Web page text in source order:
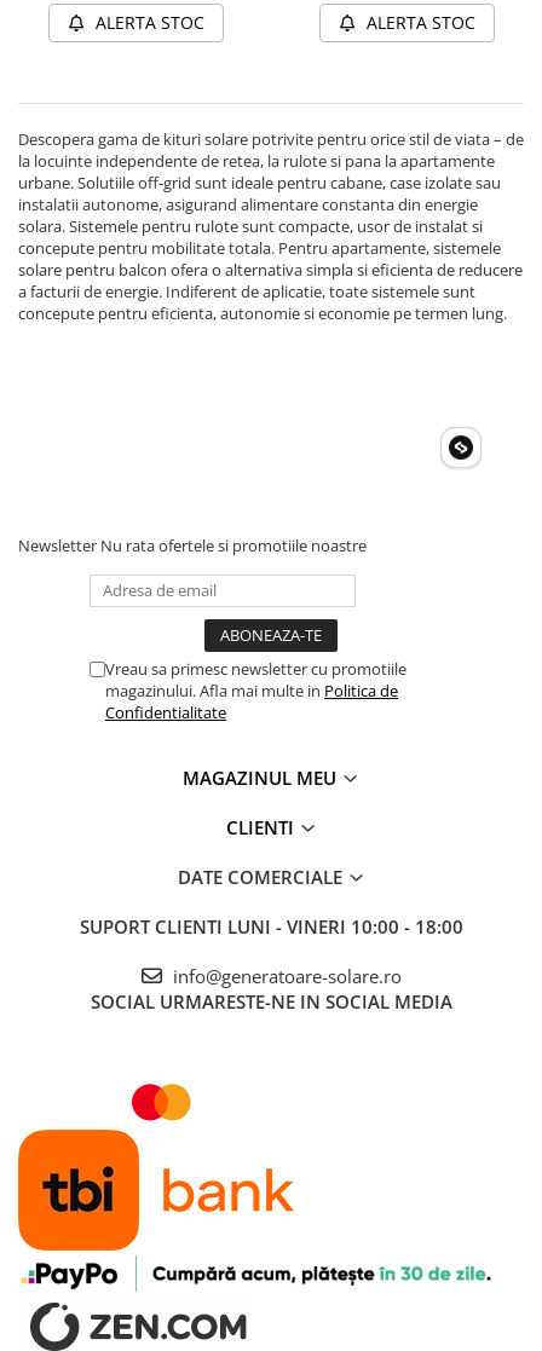
Iluminat solar
Acumulatori Litiu
Acumulatori Gel
Acumulatori Moto
Electronice
Invertoare Tensiune
Roboti Pornire Auto
Anemometre
Clampmetre
Tahometre
Accesorii instrumente de masura
Osciloscoape
prindere
ALERTA STOC ALERTA STOC
Descopera gama de kituri solare potrivite pentru orice stil de viata – de
la locuinte independente de retea, la rulote si pana la apartamente
urbane. Solutiile off-grid sunt ideale pentru cabane, case izolate sau
instalatii autonome, asigurand alimentare constanta din energie
solara. Sistemele pentru rulote sunt compacte, usor de instalat si
concepute pentru mobilitate totala. Pentru apartamente, sistemele
solare pentru balcon ofera o alternativa simpla si eficienta de reducere
a facturii de energie. Indiferent de aplicatie, toate sistemele sunt
concepute pentru eficienta, autonomie si economie pe termen lung.
Newsletter Nu rata ofertele si promotiile noastre
Vreau sa primesc newsletter cu promotiile
magazinului. Afla mai multe in Politica de
Confidentialitate
MAGAZINUL MEU
CLIENTI
DATE COMERCIALE
SUPORT CLIENTI LUNI - VINERI 10:00 - 18:00
info@generatoare-solare.ro
SOCIAL URMARESTE-NE IN SOCIAL MEDIA